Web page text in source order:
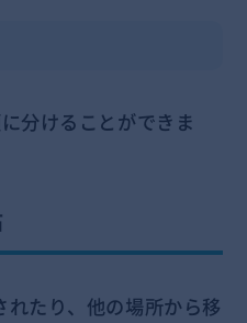
分けることができま
たり、他の場所から移